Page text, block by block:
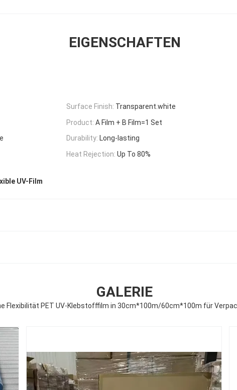
EIGENSCHAFTEN
Surface Finish: Transparent.white
Product: A Film + B Film=1 Set
Durability: Long-lasting
Heat Rejection: Up To 80%
UV-Film
GALERIE
Flexibilität PET UV-Klebstofffilm in 30cm*100m/60cm*100m für